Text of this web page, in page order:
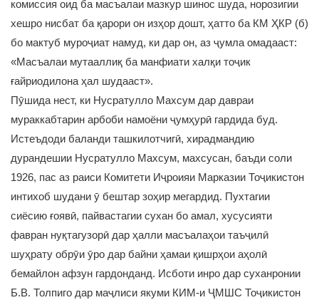
комиссия оид ба масъалаи мазкур шинос шуда, норозигии
хешро нисбат ба қарори он изҳор дошт, ҳатто ба КМ ҲКР (б)
бо мактуб муроҷиат намуд, ки дар он, аз ҷумла омадааст:
«Масъалаи мутааллиқ ба манфиати халқи тоҷик
ғайриодилона ҳал шудааст».
Пӯшида нест, ки Нусратулло Махсум дар давраи
мураккабтарин арбоби намоёни ҷумҳурӣ гардида буд.
Истеъдоди баланди ташкилотчигӣ, хирадмандию
дурандешии Нусратулло Махсум, махсусан, баъди соли
1926, пас аз раиси Комитети Иҷроияи Марказии Тоҷикистон
интихоб шудани ӯ бештар зоҳир мегардид. Пухтагии
сиёсию ғоявӣ, пайвастагии сухан бо амал, хусусияти
фавран нуқтагузорӣ дар ҳалли масъалаҳои таъҷилӣ
шуҳрату обрӯи ӯро дар байни ҳамаи қишрҳои аҳолӣ
бемайлон афзун гардонданд. Исботи инро дар суханронии
Б.В. Толпиго дар маҷлиси якуми КИМ-и ҶМШС Тоҷикистон